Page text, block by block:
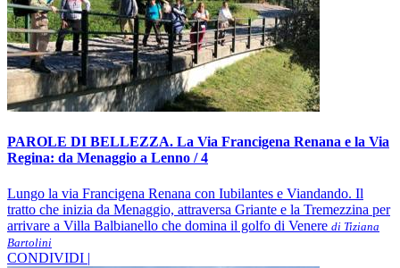
PAROLE DI BELLEZZA. La Via Francigena Renana e la Via
Regina: da Menaggio a Lenno / 4
Lungo la via Francigena Renana con Iubilantes e Viandando. Il
tratto che inizia da Menaggio, attraversa Griante e la Tremezzina per
arrivare a Villa Balbianello che domina il golfo di Venere di Tiziana
Bartolini
CONDIVIDI |